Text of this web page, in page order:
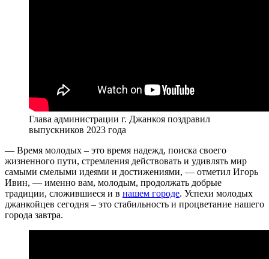
Глава администрации г. Джанкоя поздравил
выпускников 2023 года
— Время молодых – это время надежд, поиска своего
жизненного пути, стремления действовать и удивлять мир
самыми смелыми идеями и достижениями, — отметил Игорь
Ивин, — именно вам, молодым, продолжать добрые
традиции, сложившиеся и в нашем городе. Успехи молодых
джанкойцев сегодня – это стабильность и процветание нашего
города завтра.